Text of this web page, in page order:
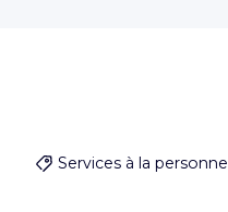
Services à la personne